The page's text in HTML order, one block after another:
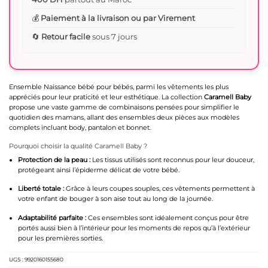
Ensemble Naissance bébé pour bébés, parmi les vêtements les plus
appréciés pour leur praticité et leur esthétique. La collection Caramell Baby
propose une vaste gamme de combinaisons pensées pour simplifier le
quotidien des mamans, allant des ensembles deux pièces aux modèles
complets incluant body, pantalon et bonnet.
Pourquoi choisir la qualité Caramell Baby ?
Protection de la peau :Les tissus utilisés sont reconnus pour leur douceur,
protégeant ainsi l’épiderme délicat de votre bébé.
Liberté totale :Grâce à leurs coupes souples, ces vêtements permettent à
votre enfant de bouger à son aise tout au long de la journée.
Adaptabilité parfaite :Ces ensembles sont idéalement conçus pour être
portés aussi bien à l’intérieur pour les moments de repos qu’à l’extérieur
pour les premières sorties.
💰 Paiement à la livraison ou par Virement
🔄 Retour facilesous 7 jours
UGS :9920160155680